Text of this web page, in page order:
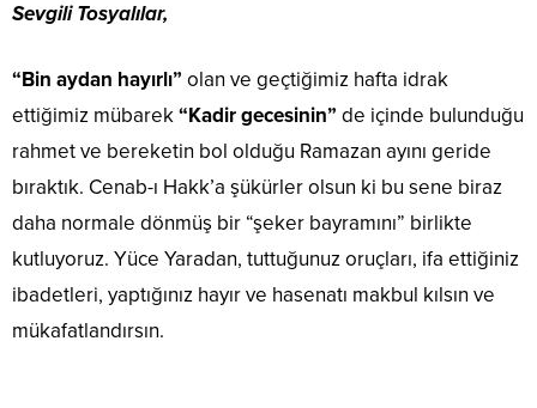
Sevgili Tosyalılar,
“Bin aydan hayırlı” olan ve geçtiğimiz hafta idrak
ettiğimiz mübarek“Kadir gecesinin” de içinde bulunduğu
rahmet ve bereketin bol olduğu Ramazan ayını geride
bıraktık. Cenab-ı Hakk’a şükürler olsun ki bu sene biraz
daha normale dönmüş bir “şeker bayramını” birlikte
kutluyoruz. Yüce Yaradan, tuttuğunuz oruçları, ifa ettiğiniz
ibadetleri, yaptığınız hayır ve hasenatı makbul kılsın ve
mükafatlandırsın.